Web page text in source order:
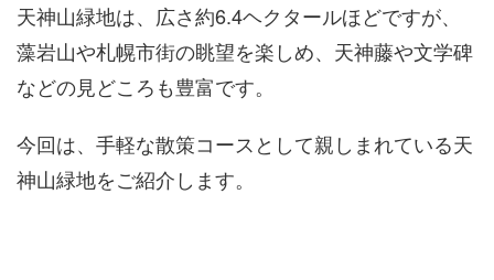
天神山緑地は、広さ約6.4ヘクタールほどですが、
藻岩山や札幌市街の眺望を楽しめ、天神藤や文学碑
などの見どころも豊富です。
今回は、手軽な散策コースとして親しまれている天
神山緑地をご紹介します。